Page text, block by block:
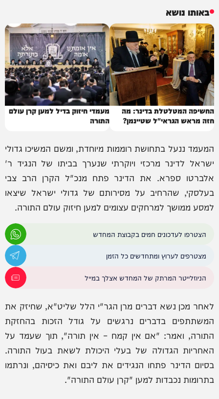
באותו נושא
החשיפה המטלטלת בדינר: מה
חזה מראש הגראי"ל שטיינמן?
מעמדי חיזוק בדיל למען קרן עולם
התורה
המעמד ננעל בתחושת רוממות מיוחדת, ומשם המשיכו גדולי
ישראל לדינר מרכזי ויוקרתי שנערך בביתו של הנגיד ר'
אלברטו ספרא. את הדינר פתח מנכ"ל הקרן הרב צבי
בעלסקי, שהרחיב על מסירותם של גדולי ישראל שיצאו
למסע ממושך למרחקים עצומים למען חיזוק עולם התורה.
הצטרפו לעדכונים חמים בקבוצת המחדש
מצטרפים לערוץ ומתחדשים כל הזמן
הניוזלייטר המרתק של המחדש אצלך במייל
לאחר מכן נשא דברים מרן הגר"י הלל שליט"א, שחיזק את
המשתתפים בדברים נרגשים על גודל הזכות בהחזקת
התורה, ואמר: "אם אין קמח – אין תורה", תוך שעמד על
האחריות הגדולה של בעלי היכולת לשאת בעול התורה.
בסיום הדינר פתחו הנגידים את ליבם ואת כיסיהם, ונרתמו
בתרומות נכבדות למען "קרן עולם התורה".